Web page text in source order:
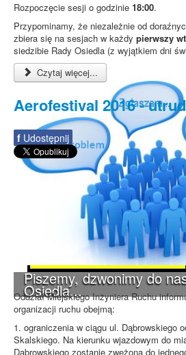
Piszemy, dzwonimy do
Osiedla...
Rozpoczęcie sesji o godzinie 18:00.
Przypominamy, że niezależnie od
zbiera się na sesjach w każdy pierwszy
siedzibie Rady Osiedla (z wyjątkiem dni
Czytaj więcej...
Aerofestival 2016 -
f Udostępnij
Oddział Miejskiego Inżyniera Ruchu
organizacji ruchu obejmą:
1. ograniczenia w ciągu ul. Dąbrowskiego
Skalskiego. Na kierunku wjazdowym do
Dąbrowskiego zostanie zwężona do